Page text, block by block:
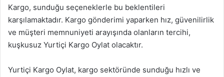
Kargo, sunduğu seçeneklerle bu beklentileri
karşılamaktadır. Kargo gönderimi yaparken hız, güvenilirlik
ve müşteri memnuniyeti arayışında olanların tercihi,
kuşkusuz Yurtiçi Kargo Oylat olacaktır.
Yurtiçi Kargo Oylat, kargo sektöründe sunduğu hızlı ve